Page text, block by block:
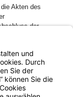
Akten des
der
die untere
Entscheidung mit
Abs. 4 OWiG.